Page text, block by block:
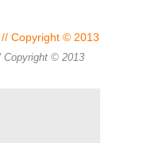
© 2013